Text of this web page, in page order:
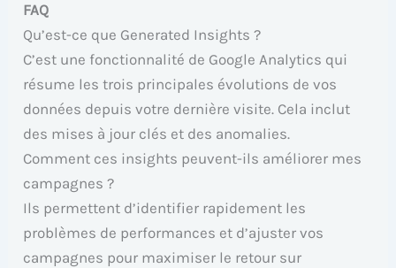
FAQ
Qu’est-ce que Generated Insights ?
C’est une fonctionnalité de Google Analytics qui
résume les trois principales évolutions de vos
données depuis votre dernière visite. Cela inclut
des mises à jour clés et des anomalies.
Comment ces insights peuvent-ils améliorer mes
campagnes ?
Ils permettent d’identifier rapidement les
problèmes de performances et d’ajuster vos
campagnes pour maximiser le retour sur